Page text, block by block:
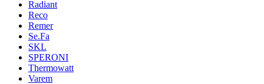
Radiant
Reco
Remer
Se.Fa
SKL
SPERONI
Thermowatt
Varem